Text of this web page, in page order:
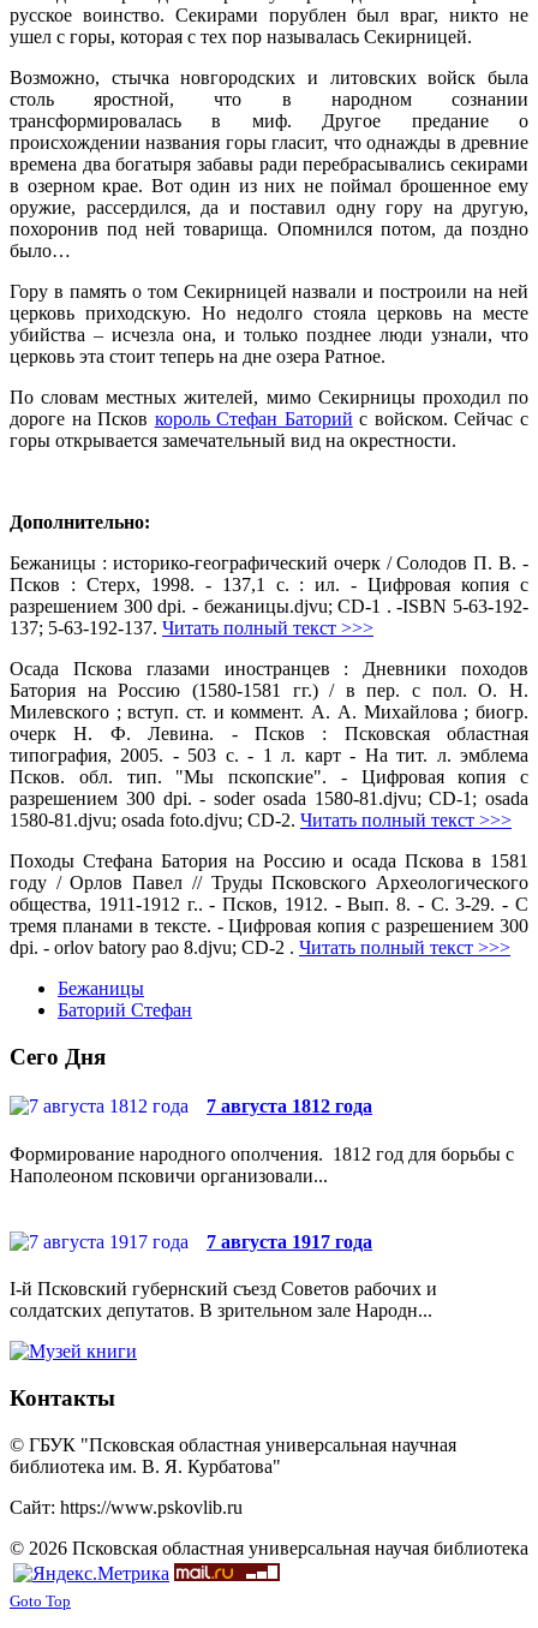
русское воинство. Секирами порублен был враг, никто не
ушел с горы, которая с тех пор называлась Секирницей.
Возможно, стычка новгородских и литовских войск была
столь яростной, что в народном сознании
трансформировалась в миф. Другое предание о
происхождении названия горы гласит, что однажды в древние
времена два богатыря забавы ради перебрасывались секирами
в озерном крае. Вот один из них не поймал брошенное ему
оружие, рассердился, да и поставил одну гору на другую,
похоронив под ней товарища. Опомнился потом, да поздно
было…
Гору в память о том Секирницей назвали и построили на ней
церковь приходскую. Но недолго стояла церковь на месте
убийства – исчезла она, и только позднее люди узнали, что
церковь эта стоит теперь на дне озера Ратное.
По словам местных жителей, мимо Секирницы проходил по
дороге на Псков король Стефан Баторий с войском. Сейчас с
горы открывается замечательный вид на окрестности.
Дополнительно:
Бежаницы : историко-географический очерк / Солодов П. В. -
Псков : Стерх, 1998. - 137,1 с. : ил. - Цифровая копия с
разрешением 300 dpi. - бежаницы.djvu; CD-1 . -ISBN 5-63-192-
137; 5-63-192-137. Читать полный текст >>>
Осада Пскова глазами иностранцев : Дневники походов
Батория на Россию (1580-1581 гг.) / в пер. с пол. О. Н.
Милевского ; вступ. ст. и коммент. А. А. Михайлова ; биогр.
очерк Н. Ф. Левина. - Псков : Псковская областная
типография, 2005. - 503 с. - 1 л. карт - На тит. л. эмблема
Псков. обл. тип. "Мы пскопские". - Цифровая копия с
разрешением 300 dpi. - soder osada 1580-81.djvu; CD-1; osada
1580-81.djvu; osada foto.djvu; CD-2. Читать полный текст >>>
Походы Стефана Батория на Россию и осада Пскова в 1581
году / Орлов Павел // Труды Псковского Археологического
общества, 1911-1912 г.. - Псков, 1912. - Вып. 8. - С. 3-29. - С
тремя планами в тексте. - Цифровая копия с разрешением 300
dpi. - orlov batory pao 8.djvu; CD-2 . Читать полный текст >>>
Бежаницы
Баторий Стефан
Сего Дня
7 августа 1812 года
Формирование народного ополчения. 1812 год для борьбы с
Наполеоном псковичи организовали...
7 августа 1917 года
I-й Псковский губернский съезд Советов рабочих и
солдатских депутатов. В зрительном зале Народн...
Контакты
© ГБУК "Псковская областная универсальная научная
библиотека им. В. Я. Курбатова"
Сайт: https://www.pskovlib.ru
© 2026 Псковская областная универсальная научая библиотека
Goto Top